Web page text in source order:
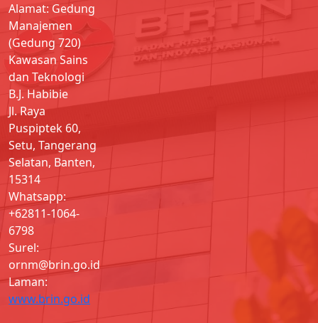
Alamat: Gedung
Manajemen
(Gedung 720)
Kawasan Sains
dan Teknologi
B.J. Habibie
Jl. Raya
Puspiptek 60,
Setu, Tangerang
Selatan, Banten,
15314
Whatsapp:
+62811-1064-
6798
Surel:
ornm@brin.go.id
Laman:
www.brin.go.id